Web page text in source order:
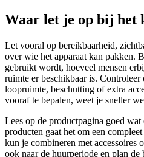
Waar let je op bij het
Let vooral op bereikbaarheid,
over wie het apparaat kan pakken.
gebruikt wordt, hoeveel mensen
ruimte er beschikbaar is.
loopruimte, beschutting of extra
vooraf te bepalen, weet je sneller
Lees op de productpagina goed
producten gaat het om een
kun je combineren met accessoires
ook naar de huurperiode en plan